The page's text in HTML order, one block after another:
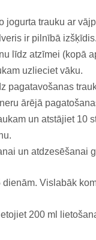
jogurta trauku ar
ir pilnībā izšķīdis.
līdz atzīmei (kopā
uzlieciet vāku.
pagatavošanas
ārējā
un atstājiet 10
un atdzesēšanai
Vislabāk
200 ml